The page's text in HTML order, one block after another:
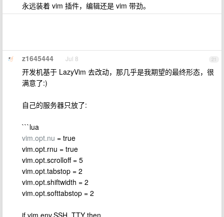
永远装着 vim 插件，编辑还是 vim 带劲。
21
z1645444 Jul 8
开发机基于 LazyVim 去改动，那几乎是我期望的最终形态，很
满意了:)
自己的服务器只放了:
```lua
vim.opt.nu = true
vim.opt.rnu = true
vim.opt.scrolloff = 5
vim.opt.tabstop = 2
vim.opt.shiftwidth = 2
vim.opt.softtabstop = 2
if vim.env.SSH_TTY then